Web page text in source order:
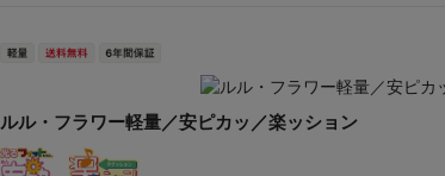
ルル・フラワー軽量／安ピカッ／楽ッション